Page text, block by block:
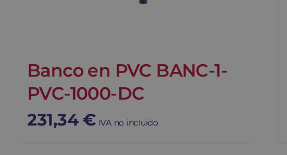
Banco en PVC BANC-1-
PVC-1000-DC
231,34 € IVA no incluido